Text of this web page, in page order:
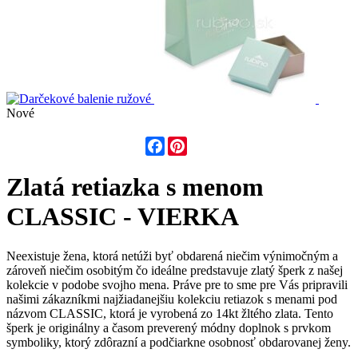
Nové
Facebook
Zlatá retiazka s menom
CLASSIC - VIERKA
Neexistuje žena, ktorá netúži byť obdarená niečim výnimočným a
zároveň niečim osobitým čo ideálne predstavuje zlatý šperk z našej
kolekcie v podobe svojho mena. Práve pre to sme pre Vás pripravili
našimi zákazníkmi najžiadanejšiu kolekciu retiazok s menami pod
názvom CLASSIC, ktorá je vyrobená zo 14kt žltého zlata. Tento
šperk je originálny a časom preverený módny doplnok s prvkom
symboliky, ktorý zdôrazní a podčiarkne osobnosť obdarovanej ženy.